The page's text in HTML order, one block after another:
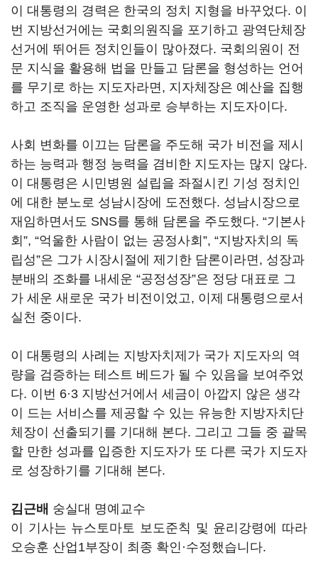
이 대통령의 경력은 한국의 정치 지형을 바꾸었다. 이
번 지방선거에는 국회의원직을 포기하고 광역단체장
선거에 뛰어든 정치인들이 많아졌다. 국회의원이 전
문 지식을 활용해 법을 만들고 담론을 형성하는 언어
를 무기로 하는 지도자라면, 지자체장은 예산을 집행
하고 조직을 운영한 성과로 승부하는 지도자이다.
사회 변화를 이끄는 담론을 주도해 국가 비전을 제시
하는 능력과 행정 능력을 겸비한 지도자는 많지 않다.
이 대통령은 시민병원 설립을 좌절시킨 기성 정치인
에 대한 분노로 성남시장에 도전했다. 성남시장으로
재임하면서도 SNS를 통해 담론을 주도했다. “기본사
회”, “억울한 사람이 없는 공정사회”, “지방자치의 독
립성”은 그가 시장시절에 제기한 담론이라면, 성장과
분배의 조화를 내세운 “공정성장”은 정당 대표로 그
가 세운 새로운 국가 비전이었고, 이제 대통령으로서
실천 중이다.
이 대통령의 사례는 지방자치제가 국가 지도자의 역
량을 검증하는 테스트 베드가 될 수 있음을 보여주었
다. 이번 6·3 지방선거에서 세금이 아깝지 않은 생각
이 드는 서비스를 제공할 수 있는 유능한 지방자치단
체장이 선출되기를 기대해 본다. 그리고 그들 중 괄목
할 만한 성과를 입증한 지도자가 또 다른 국가 지도자
로 성장하기를 기대해 본다.
김근배 숭실대 명예교수
이 기사는 뉴스토마토 보도준칙 및 윤리강령에 따라
오승훈 산업1부장이 최종 확인·수정했습니다.